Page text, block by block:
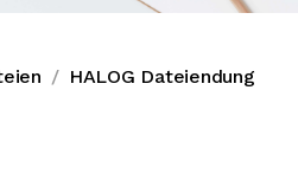
HALOG Dateiendung